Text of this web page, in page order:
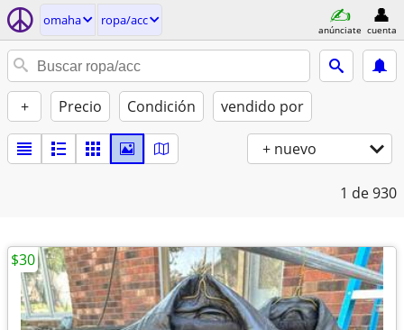
omaha ropa/acc
anúnciate cuenta
+ Precio Condición vendido por
+ nuevo
1 de 930
$30